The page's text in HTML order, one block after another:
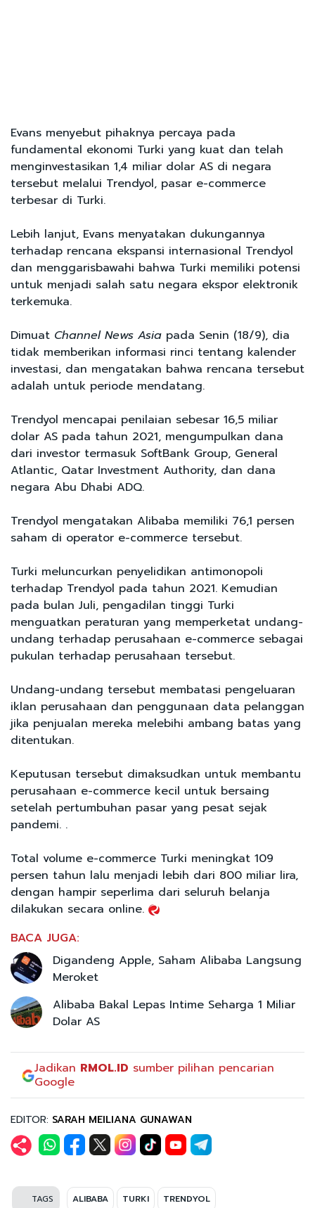
Evans menyebut pihaknya percaya pada
fundamental ekonomi Turki yang kuat dan telah
menginvestasikan 1,4 miliar dolar AS di negara
tersebut melalui Trendyol, pasar e-commerce
terbesar di Turki.
Lebih lanjut, Evans menyatakan dukungannya
terhadap rencana ekspansi internasional Trendyol
dan menggarisbawahi bahwa Turki memiliki potensi
untuk menjadi salah satu negara ekspor elektronik
terkemuka.
Dimuat Channel News Asia pada Senin (18/9), dia
tidak memberikan informasi rinci tentang kalender
investasi, dan mengatakan bahwa rencana tersebut
adalah untuk periode mendatang.
Trendyol mencapai penilaian sebesar 16,5 miliar
dolar AS pada tahun 2021, mengumpulkan dana
dari investor termasuk SoftBank Group, General
Atlantic, Qatar Investment Authority, dan dana
negara Abu Dhabi ADQ.
Trendyol mengatakan Alibaba memiliki 76,1 persen
saham di operator e-commerce tersebut.
Turki meluncurkan penyelidikan antimonopoli
terhadap Trendyol pada tahun 2021. Kemudian
pada bulan Juli, pengadilan tinggi Turki
menguatkan peraturan yang memperketat undang-
undang terhadap perusahaan e-commerce sebagai
pukulan terhadap perusahaan tersebut.
Undang-undang tersebut membatasi pengeluaran
iklan perusahaan dan penggunaan data pelanggan
jika penjualan mereka melebihi ambang batas yang
ditentukan.
Keputusan tersebut dimaksudkan untuk membantu
perusahaan e-commerce kecil untuk bersaing
setelah pertumbuhan pasar yang pesat sejak
pandemi. .
Total volume e-commerce Turki meningkat 109
persen tahun lalu menjadi lebih dari 800 miliar lira,
dengan hampir seperlima dari seluruh belanja
dilakukan secara online.
BACA JUGA:
Digandeng Apple, Saham Alibaba Langsung
Meroket
Alibaba Bakal Lepas Intime Seharga 1 Miliar
Dolar AS
Jadikan RMOL.ID sumber pilihan pencarian
Google
EDITOR: SARAH MEILIANA GUNAWAN
TAGS ALIBABA TURKI TRENDYOL